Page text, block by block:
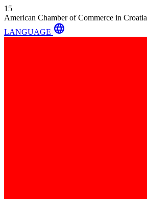
15
American Chamber of Commerce in Croatia
LANGUAGE language